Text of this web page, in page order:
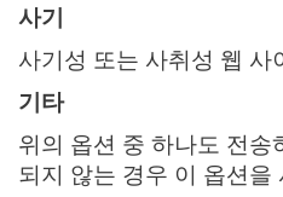
사기
사기성 또는 사취성 웹 사
기타
위의 옵션 중 하나도 전송
되지 않는 경우 이 옵션을